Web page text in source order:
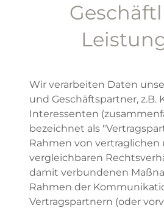
Wir verarbeiten Daten
und Geschäftspartner, z.B.
Interessenten
bezeichnet als
Rahmen von vertraglichen
vergleichbaren
damit verbundenen
Rahmen der
Vertragspartnern (oder